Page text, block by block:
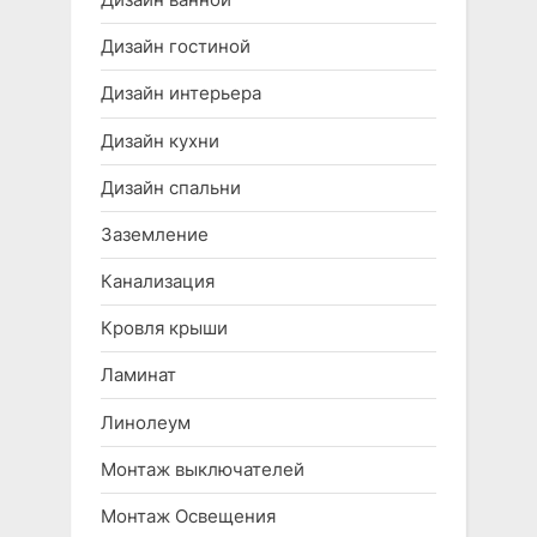
Дизайн гостиной
Дизайн интерьера
Дизайн кухни
Дизайн спальни
Заземление
Канализация
Кровля крыши
Ламинат
Линолеум
Монтаж выключателей
Монтаж Освещения